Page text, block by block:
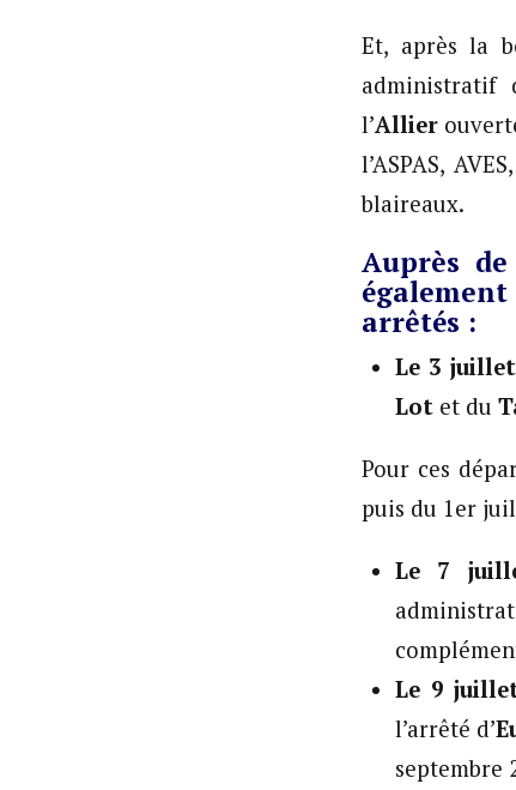
Et, après la
administratif
l’Allier
l’ASPAS,
blaireaux.
Auprès de
arrêtés :
Le 3 juillet
Lot et du
Pour ces
puis du 1er
Le 7
Le 9
l’arrêté d’
septembre